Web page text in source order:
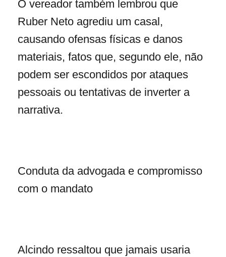
O vereador também lembrou que
Ruber Neto agrediu um casal,
causando ofensas físicas e danos
materiais, fatos que, segundo ele, não
podem ser escondidos por ataques
pessoais ou tentativas de inverter a
narrativa.
Conduta da advogada e compromisso
com o mandato
Alcindo ressaltou que jamais usaria